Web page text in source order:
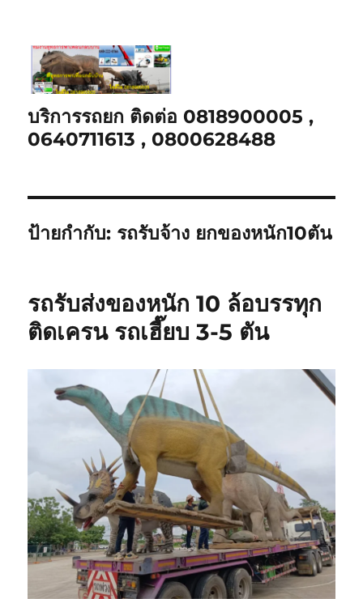
บริการรถยก ติดต่อ 0818900005 ,
0640711613 , 0800628488
ป้ายกำกับ: รถรับจ้าง ยกของหนัก10ตัน
รถรับส่งของหนัก 10 ล้อบรรทุก
ติดเครน รถเฮี๊ยบ 3-5 ตัน